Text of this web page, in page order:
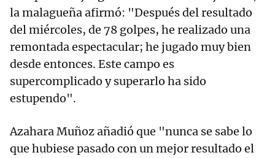
la malagueña afirmó: "Después del resultado
del miércoles, de 78 golpes, he realizado una
remontada espectacular; he jugado muy bien
desde entonces. Este campo es
supercomplicado y superarlo ha sido
estupendo".
Azahara Muñoz añadió que "nunca se sabe lo
que hubiese pasado con un mejor resultado el